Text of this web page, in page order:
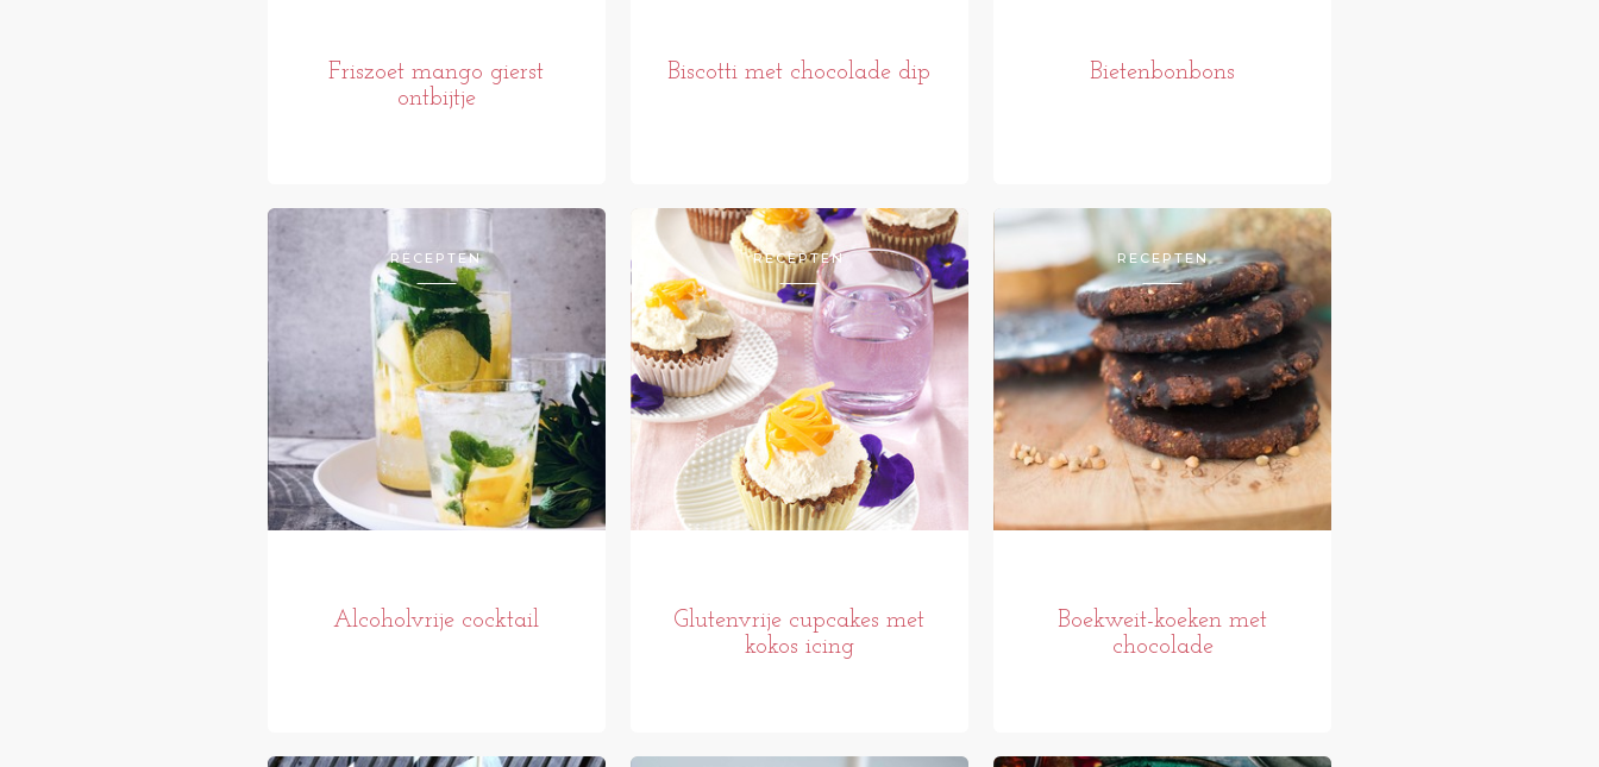
Friszoet mango gierst
ontbijtje
Biscotti met chocolade dip Bietenbonbons
RECEPTEN
Alcoholvrije cocktail
RECEPTEN
Glutenvrije cupcakes met
kokos icing
RECEPTEN
Boekweit-koeken met
chocolade